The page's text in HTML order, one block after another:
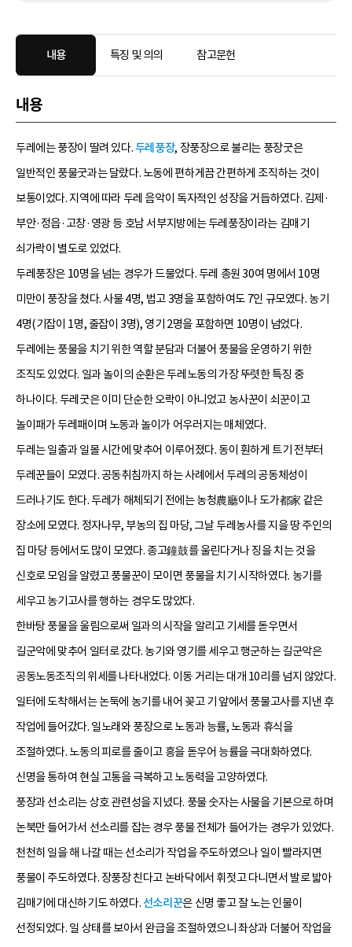
내용 특징 및 의의 참고문헌
내용
두레에는 풍장이 딸려 있다. 두레풍장, 장풍장으로 불리는 풍장굿은
일반적인 풍물굿과는 달랐다. 노동에 편하게끔 간편하게 조직하는 것이
보통이었다. 지역에 따라 두레 음악이 독자적인 성장을 거듭하였다. 김제·
부안·정읍·고창·영광 등 호남 서부지방에는 두레풍장이라는 김매기
쇠가락이 별도로 있었다.
두레풍장은 10명을 넘는 경우가 드물었다. 두레 총원 30여 명에서 10명
미만이 풍장을 쳤다. 사물 4명, 법고 3명을 포함하여도 7인 규모였다. 농기
4명(기잡이 1명, 줄잡이 3명), 영기 2명을 포함하면 10명이 넘었다.
두레에는 풍물을 치기 위한 역할 분담과 더불어 풍물을 운영하기 위한
조직도 있었다. 일과 놀이의 순환은 두레노동의 가장 뚜렷한 특징 중
하나이다. 두레굿은 이미 단순한 오락이 아니었고 농사꾼이 쇠꾼이고
놀이패가 두레패이며 노동과 놀이가 어우러지는 매체였다.
두레는 일출과 일몰 시간에 맞추어 이루어졌다. 동이 훤하게 트기 전부터
두레꾼들이 모였다. 공동취침까지 하는 사례에서 두레의 공동체성이
드러나기도 한다. 두레가 해체되기 전에는 농청農廳이나 도가都家 같은
장소에 모였다. 정자나무, 부농의 집 마당, 그날 두레농사를 지을 땅 주인의
집 마당 등에서도 많이 모였다. 종고鐘鼓를 울린다거나 징을 치는 것을
신호로 모임을 알렸고 풍물꾼이 모이면 풍물을 치기 시작하였다. 농기를
세우고 농기고사를 행하는 경우도 많았다.
한바탕 풍물을 울림으로써 일과의 시작을 알리고 기세를 돋우면서
길군악에 맞추어 일터로 갔다. 농기와 영기를 세우고 행군하는 길군악은
공동노동조직의 위세를 나타내었다. 이동 거리는 대개 10리를 넘지 않았다.
일터에 도착해서는 논둑에 농기를 내어 꽂고 기 앞에서 풍물고사를 지낸 후
작업에 들어갔다. 일노래와 풍장으로 노동과 능률, 노동과 휴식을
조절하였다. 노동의 피로를 줄이고 흥을 돋우어 능률을 극대화하였다.
신명을 통하여 현실 고통을 극복하고 노동력을 고양하였다.
풍장과 선소리는 상호 관련성을 지녔다. 풍물 숫자는 사물을 기본으로 하며
논북만 들어가서 선소리를 잡는 경우 풍물 전체가 들어가는 경우가 있었다.
천천히 일을 해 나갈 때는 선소리가 작업을 주도하였으나 일이 빨라지면
풍물이 주도하였다. 장풍장 친다고 논바닥에서 휘젓고 다니면서 발로 밟아
김매기에 대신하기도 하였다.선소리꾼은 신명 좋고 잘 노는 인물이
선정되었다. 일 상태를 보아서 완급을 조절하였으니 좌상과 더불어 작업을